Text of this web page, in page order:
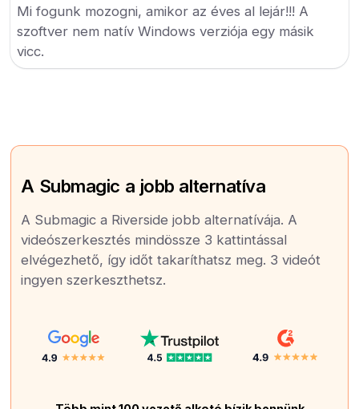
Mi fogunk mozogni, amikor az éves al lejár!!! A
szoftver nem natív Windows verziója egy másik
vicc.
A Submagic a jobb alternatíva
A Submagic a Riverside jobb alternatívája. A
videószerkesztés mindössze 3 kattintással
elvégezhető, így időt takaríthatsz meg. 3 videót
ingyen szerkeszthetsz.